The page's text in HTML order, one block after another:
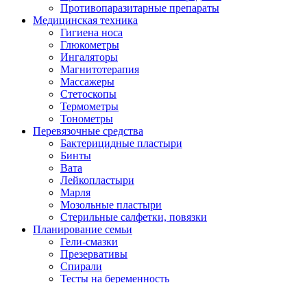
Противопаразитарные препараты
Медицинская техника
Гигиена носа
Глюкометры
Ингаляторы
Магнитотерапия
Массажеры
Стетоскопы
Термометры
Тонометры
Перевязочные средства
Бактерицидные пластыри
Бинты
Вата
Лейкопластыри
Марля
Мозольные пластыри
Стерильные салфетки, повязки
Планирование семьи
Гели-смазки
Презервативы
Спирали
Тесты на беременность